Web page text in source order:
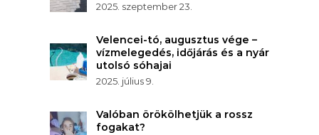
2025. szeptember 23.
Velencei-tó, augusztus vége –
vízmelegedés, időjárás és a nyár
utolsó sóhajai
2025. július 9.
Valóban örökölhetjük a rossz
fogakat?